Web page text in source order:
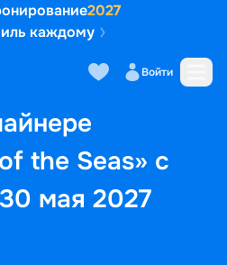
2027
каждому
Войти
the Seas» с
мая 2027
кают Маршрут и